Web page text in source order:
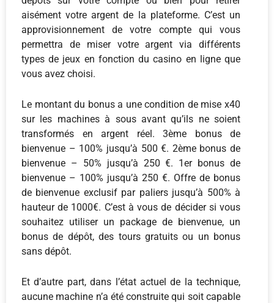
aisément votre argent de la plateforme. C’est un
approvisionnement de votre compte qui vous
permettra de miser votre argent via différents
types de jeux en fonction du casino en ligne que
vous avez choisi.
Le montant du bonus a une condition de mise x40
sur les machines à sous avant qu’ils ne soient
transformés en argent réel. 3ème bonus de
bienvenue – 100% jusqu’à 500 €. 2ème bonus de
bienvenue – 50% jusqu’à 250 €. 1er bonus de
bienvenue – 100% jusqu’à 250 €. Offre de bonus
de bienvenue exclusif par paliers jusqu’à 500% à
hauteur de 1000€. C’est à vous de décider si vous
souhaitez utiliser un package de bienvenue, un
bonus de dépôt, des tours gratuits ou un bonus
sans dépôt.
Et d’autre part, dans l’état actuel de la technique,
aucune machine n’a été construite qui soit capable